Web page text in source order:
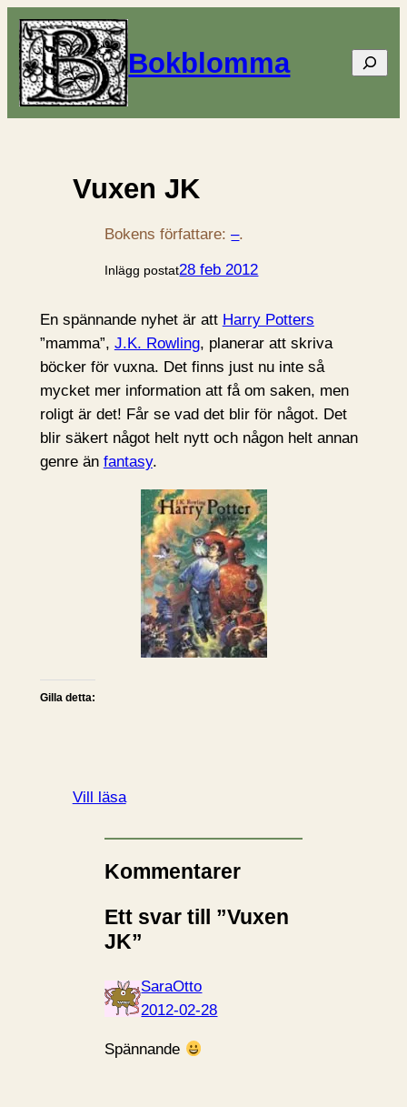
Bokblomma Sök
Vuxen JK
Bokens författare:–.
Inlägg postat28 feb 2012
En spännande nyhet är att Harry Potters
”mamma”, J.K. Rowling, planerar att skriva
böcker för vuxna. Det finns just nu inte så
mycket mer information att få om saken, men
roligt är det! Får se vad det blir för något. Det
blir säkert något helt nytt och någon helt annan
genre än fantasy.
Gilla detta:
Vill läsa
Kommentarer
Ett svar till ”Vuxen
JK”
SaraOtto
2012-02-28
Spännande